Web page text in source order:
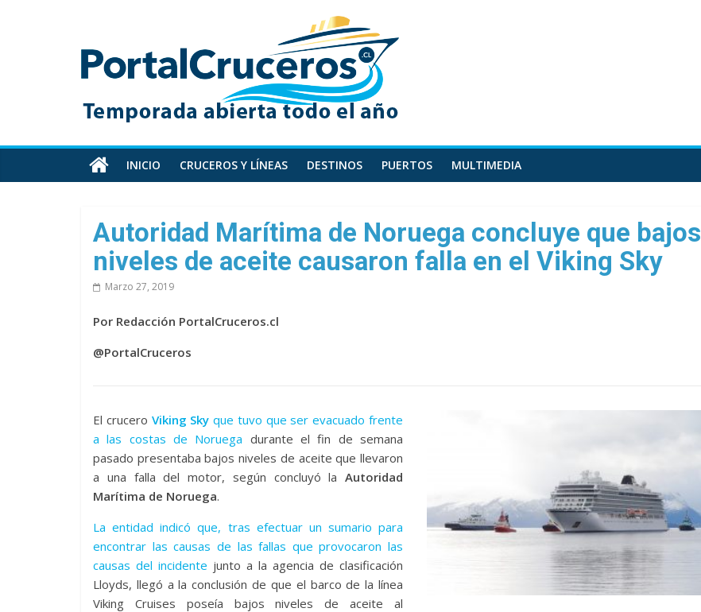
PortalCruceros
Toda
información
cruceros
en
un
sitio
INICIO CRUCEROS Y LÍNEAS DESTINOS PUERTOS MULTIMEDIA
Autoridad Marítima de Noruega concluye que bajos
niveles de aceite causaron falla en el Viking Sky
Marzo 27, 2019
Por Redacción PortalCruceros.cl
@PortalCruceros
El crucero Viking Sky que tuvo que ser evacuado frente
a las costas de Noruega durante el fin de semana
pasado presentaba bajos niveles de aceite que llevaron
a una falla del motor, según concluyó la Autoridad
Marítima de Noruega.
La entidad indicó que, tras efectuar un sumario para
encontrar las causas de las fallas que provocaron las
causas del incidente junto a la agencia de clasificación
Lloyds, llegó a la conclusión de que el barco de la línea
Viking Cruises poseía bajos niveles de aceite al